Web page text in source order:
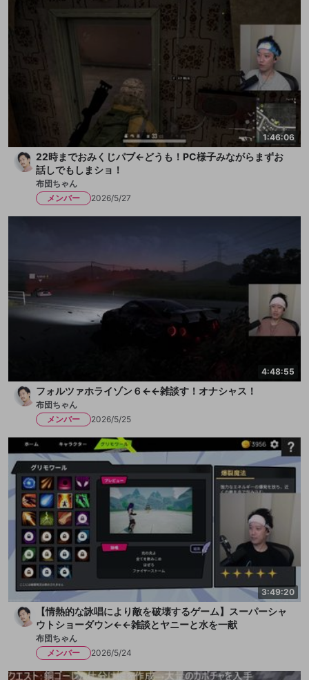
1:46:06
22時までおみくじパブ←どうも！PC様子みながらまずお
話しでもしまショ！
布団ちゃん
メンバー
2026/5/27
4:48:55
フォルツァホライゾン６←←雑談す！オナシャス！
布団ちゃん
メンバー
2026/5/25
3:49:20
【情熱的な詠唱により敵を破壊するゲーム】スーパーシャ
ウトショーダウン←←雑談とヤニーと水を一献
布団ちゃん
メンバー
2026/5/24